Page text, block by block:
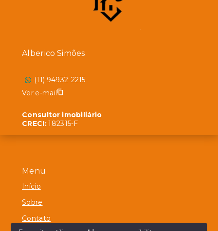
Menu
Início
Sobre
Contato
Alberico Simões
(11) 94932-2215
Ver e-mail
Consultor imobiliário
CRECI:182315-F